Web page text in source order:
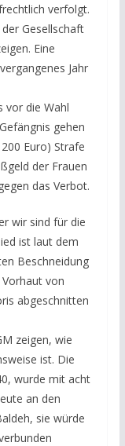
verfolgt.
Gesellschaft
Eine
Jahr
vor die Wahl
gehen
Euro) Strafe
der Frauen
das Verbot.
wir sind für die
ist laut dem
Beschneidung
von
abgeschnitten
zeigen, wie
ist. Die
wurde mit acht
an den
sie würde